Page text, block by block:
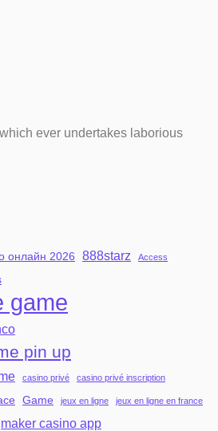
ever undertakes laborious
онлайн 2026 888starz Access
game
pin up
casino privé casino privé inscription
Game jeux en ligne jeux en ligne en france
casino app